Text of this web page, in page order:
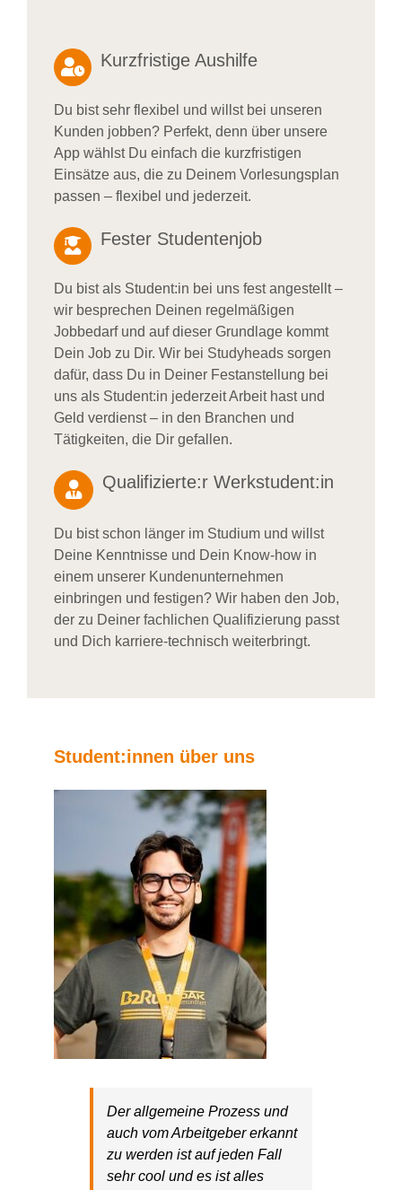
Kurzfristige Aushilfe
Du bist sehr flexibel und willst bei unseren
Kunden jobben? Perfekt, denn über unsere
App wählst Du einfach die kurzfristigen
Einsätze aus, die zu Deinem Vorlesungsplan
passen – flexibel und jederzeit.
Fester Studentenjob
Du bist als Student:in bei uns fest angestellt –
wir besprechen Deinen regelmäßigen
Jobbedarf und auf dieser Grundlage kommt
Dein Job zu Dir. Wir bei Studyheads sorgen
dafür, dass Du in Deiner Festanstellung bei
uns als Student:in jederzeit Arbeit hast und
Geld verdienst – in den Branchen und
Tätigkeiten, die Dir gefallen.
Qualifizierte:r Werkstudent:in
Du bist schon länger im Studium und willst
Deine Kenntnisse und Dein Know-how in
einem unserer Kundenunternehmen
einbringen und festigen? Wir haben den Job,
der zu Deiner fachlichen Qualifizierung passt
und Dich karriere-technisch weiterbringt.
Student:innen über uns
Der allgemeine Prozess und
auch vom Arbeitgeber erkannt
zu werden ist auf jeden Fall
sehr cool und es ist alles